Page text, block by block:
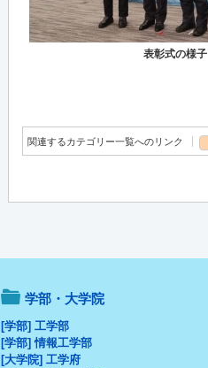
表彰式の様子
関連するカテゴリー一覧へのリンク
学部・大学院
[学部] 工学部
[学部] 情報工学部
[大学院] 工学府